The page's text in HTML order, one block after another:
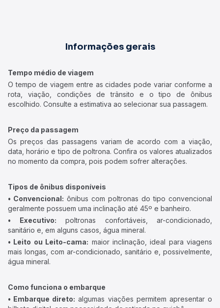
Informações gerais
Tempo médio de viagem
O tempo de viagem entre as cidades pode variar conforme a
rota, viação, condições de trânsito e o tipo de ônibus
escolhido. Consulte a estimativa ao selecionar sua passagem.
Preço da passagem
Os preços das passagens variam de acordo com a viação,
data, horário e tipo de poltrona. Confira os valores atualizados
no momento da compra, pois podem sofrer alterações.
Tipos de ônibus disponíveis
• Convencional: ônibus com poltronas do tipo convencional
geralmente possuem uma inclinação até 45º e banheiro.
• Executivo: poltronas confortáveis, ar-condicionado,
sanitário e, em alguns casos, água mineral.
• Leito ou Leito-cama: maior inclinação, ideal para viagens
mais longas, com ar-condicionado, sanitário e, possivelmente,
água mineral.
Como funciona o embarque
• Embarque direto: algumas viações permitem apresentar o